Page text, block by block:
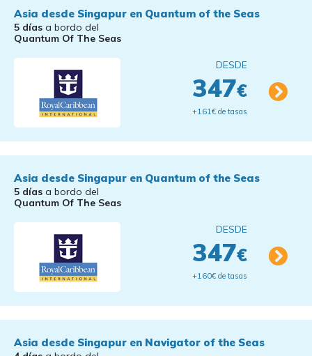
Asia desde Singapur en Quantum of the Seas
5 días a bordo del
Quantum Of The Seas
DESDE
347€
+161€ de tasas
Asia desde Singapur en Quantum of the Seas
5 días a bordo del
Quantum Of The Seas
DESDE
347€
+160€ de tasas
Asia desde Singapur en Navigator of the Seas